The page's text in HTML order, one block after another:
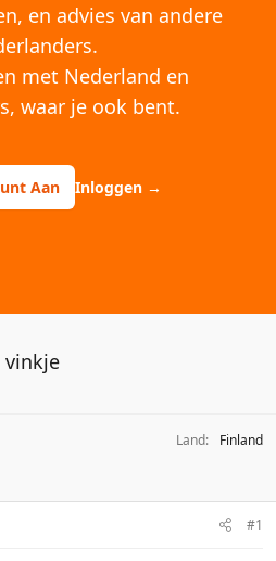
en advies van andere
met Nederland en
waar je ook bent.
Aan Inloggen →
vinkje
Land Finland
#1